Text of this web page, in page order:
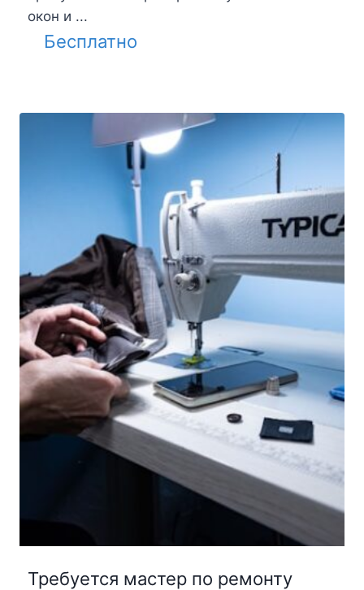
окон и ...
Бесплатно
Требуется мастер по ремонту